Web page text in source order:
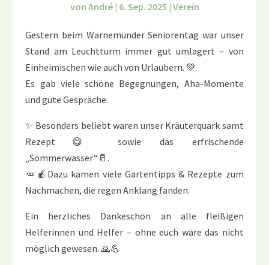
von André| 6. Sep. 2025 | Verein
Gestern beim Warnemünder Seniorentag war unser
Stand am Leuchtturm immer gut umlagert – von
Einheimischen wie auch von Urlaubern. 💚
Es gab viele schöne Begegnungen, Aha-Momente
und gute Gespräche.
✨ Besonders beliebt waren unser Kräuterquark samt
Rezept😋 sowie das erfrischende
„Sommerwasser“🥛.
🥕🍎Dazu kamen viele Gartentipps & Rezepte zum
Nachmachen, die regen Anklang fanden.
Ein herzliches Dankeschön an alle fleißigen
Helferinnen und Helfer – ohne euch wäre das nicht
möglich gewesen. 🙏💪